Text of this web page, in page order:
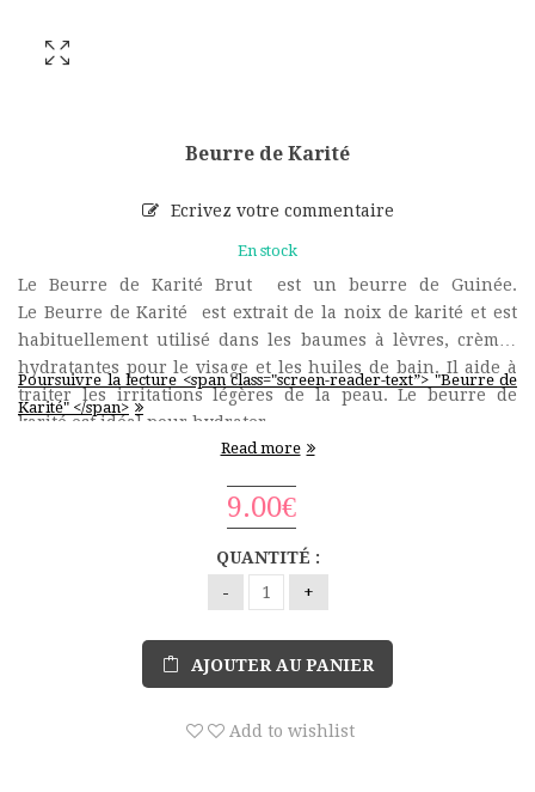
Beurre de Karité
Ecrivez votre commentaire
En stock
Le Beurre de Karité Brut est un beurre de Guinée.
Le Beurre de Karité est extrait de la noix de karité et est
habituellement utilisé dans les baumes à lèvres, crèmes
hydratantes pour le visage et les huiles de bain. Il aide à
traiter les irritations légères de la peau. Le beurre de
karité est idéal pour hydrater …
Poursuivre la lecture <span class="screen-reader-text”> "Beurre de
Karité" </span>
Read more
9.00€
QUANTITÉ :
AJOUTER AU PANIER
Add to wishlist